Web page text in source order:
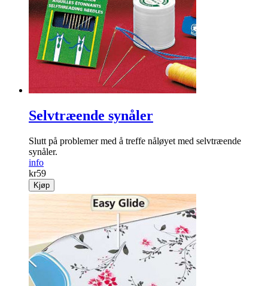
Selvtræende synåler
Slutt på problemer med å treffe nåløyet med selvtræende
synåler.
info
kr59
Kjøp